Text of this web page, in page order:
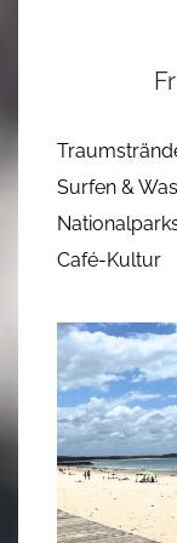
Surfen &
Café-Kultur